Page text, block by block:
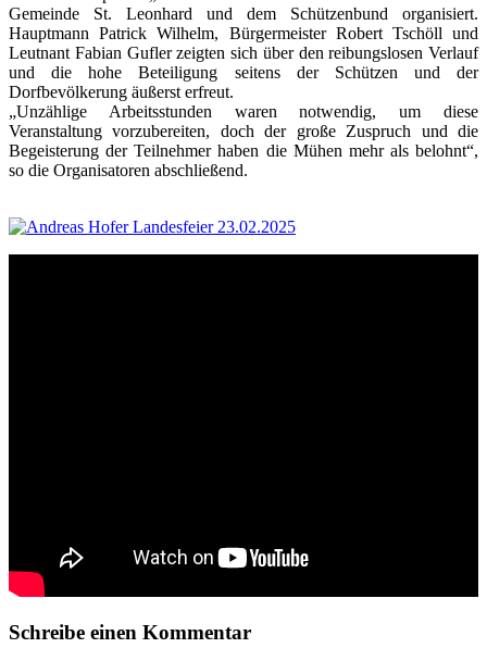
Gemeinde St. Leonhard und dem Schützenbund organisiert.
Hauptmann Patrick Wilhelm, Bürgermeister Robert Tschöll und
Leutnant Fabian Gufler zeigten sich über den reibungslosen Verlauf
und die hohe Beteiligung seitens der Schützen und der
Dorfbevölkerung äußerst erfreut.
„Unzählige Arbeitsstunden waren notwendig, um diese
Veranstaltung vorzubereiten, doch der große Zuspruch und die
Begeisterung der Teilnehmer haben die Mühen mehr als belohnt“,
so die Organisatoren abschließend.
Schreibe einen Kommentar